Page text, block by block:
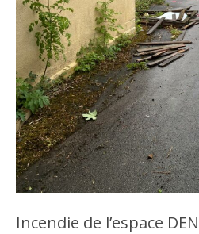
Incendie de l’espace